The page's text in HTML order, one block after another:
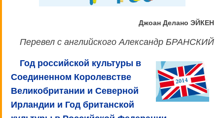
Джоан Делано ЭЙКЕН
Перевел с английского Александр БРАНСКИЙ
Год российской культуры в
Соединенном Королевстве
Великобритании и Северной
Ирландии и Год британской